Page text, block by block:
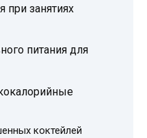
при занятиях
питания для
коктейлей